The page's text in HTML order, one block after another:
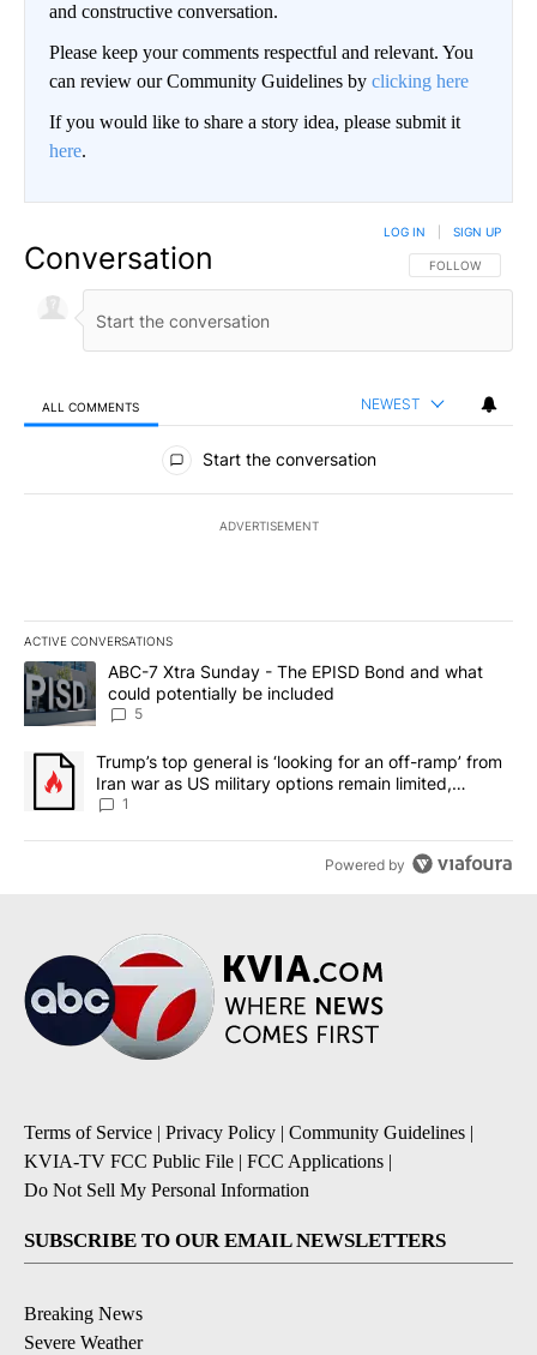
and constructive conversation.
Please keep your comments respectful and relevant. You
can review our Community Guidelines by clicking here
If you would like to share a story idea, please submit it
here.
Conversation FOLLOW THIS
FOLLOW
LOG IN SIGN UP
ALL COMMENTS NEWEST
All Comments
Start the conversation
ADVERTISEMENT
ACTIVE CONVERSATIONS
The following is a list of the most commented articles in the last
A trending article titled "ABC-7 Xtra Sunday - The EPISD Bond
ABC-7 Xtra Sunday - The EPISD Bond and what
could potentially be included
5
A trending article titled "Trump’s top general is ‘looking for an
Trump’s top general is ‘looking for an off-ramp’ from
Iran war as US military options remain limited,
sources say
1
Powered by
Terms of Service | Privacy Policy | Community Guidelines |
KVIA-TV FCC Public File | FCC Applications |
Do Not Sell My Personal Information
SUBSCRIBE TO OUR EMAIL NEWSLETTERS
Breaking News
Severe Weather